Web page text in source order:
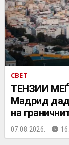
СВЕТ
ТЕНЗИИ
Мадрид
на
07.08.2026.